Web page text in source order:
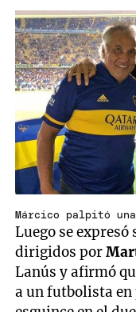
Márcico palpitó
Luego se expresó
dirigidos por
Lanús y afirmó
a un futbolista